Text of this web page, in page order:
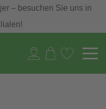
– besuchen Sie uns in